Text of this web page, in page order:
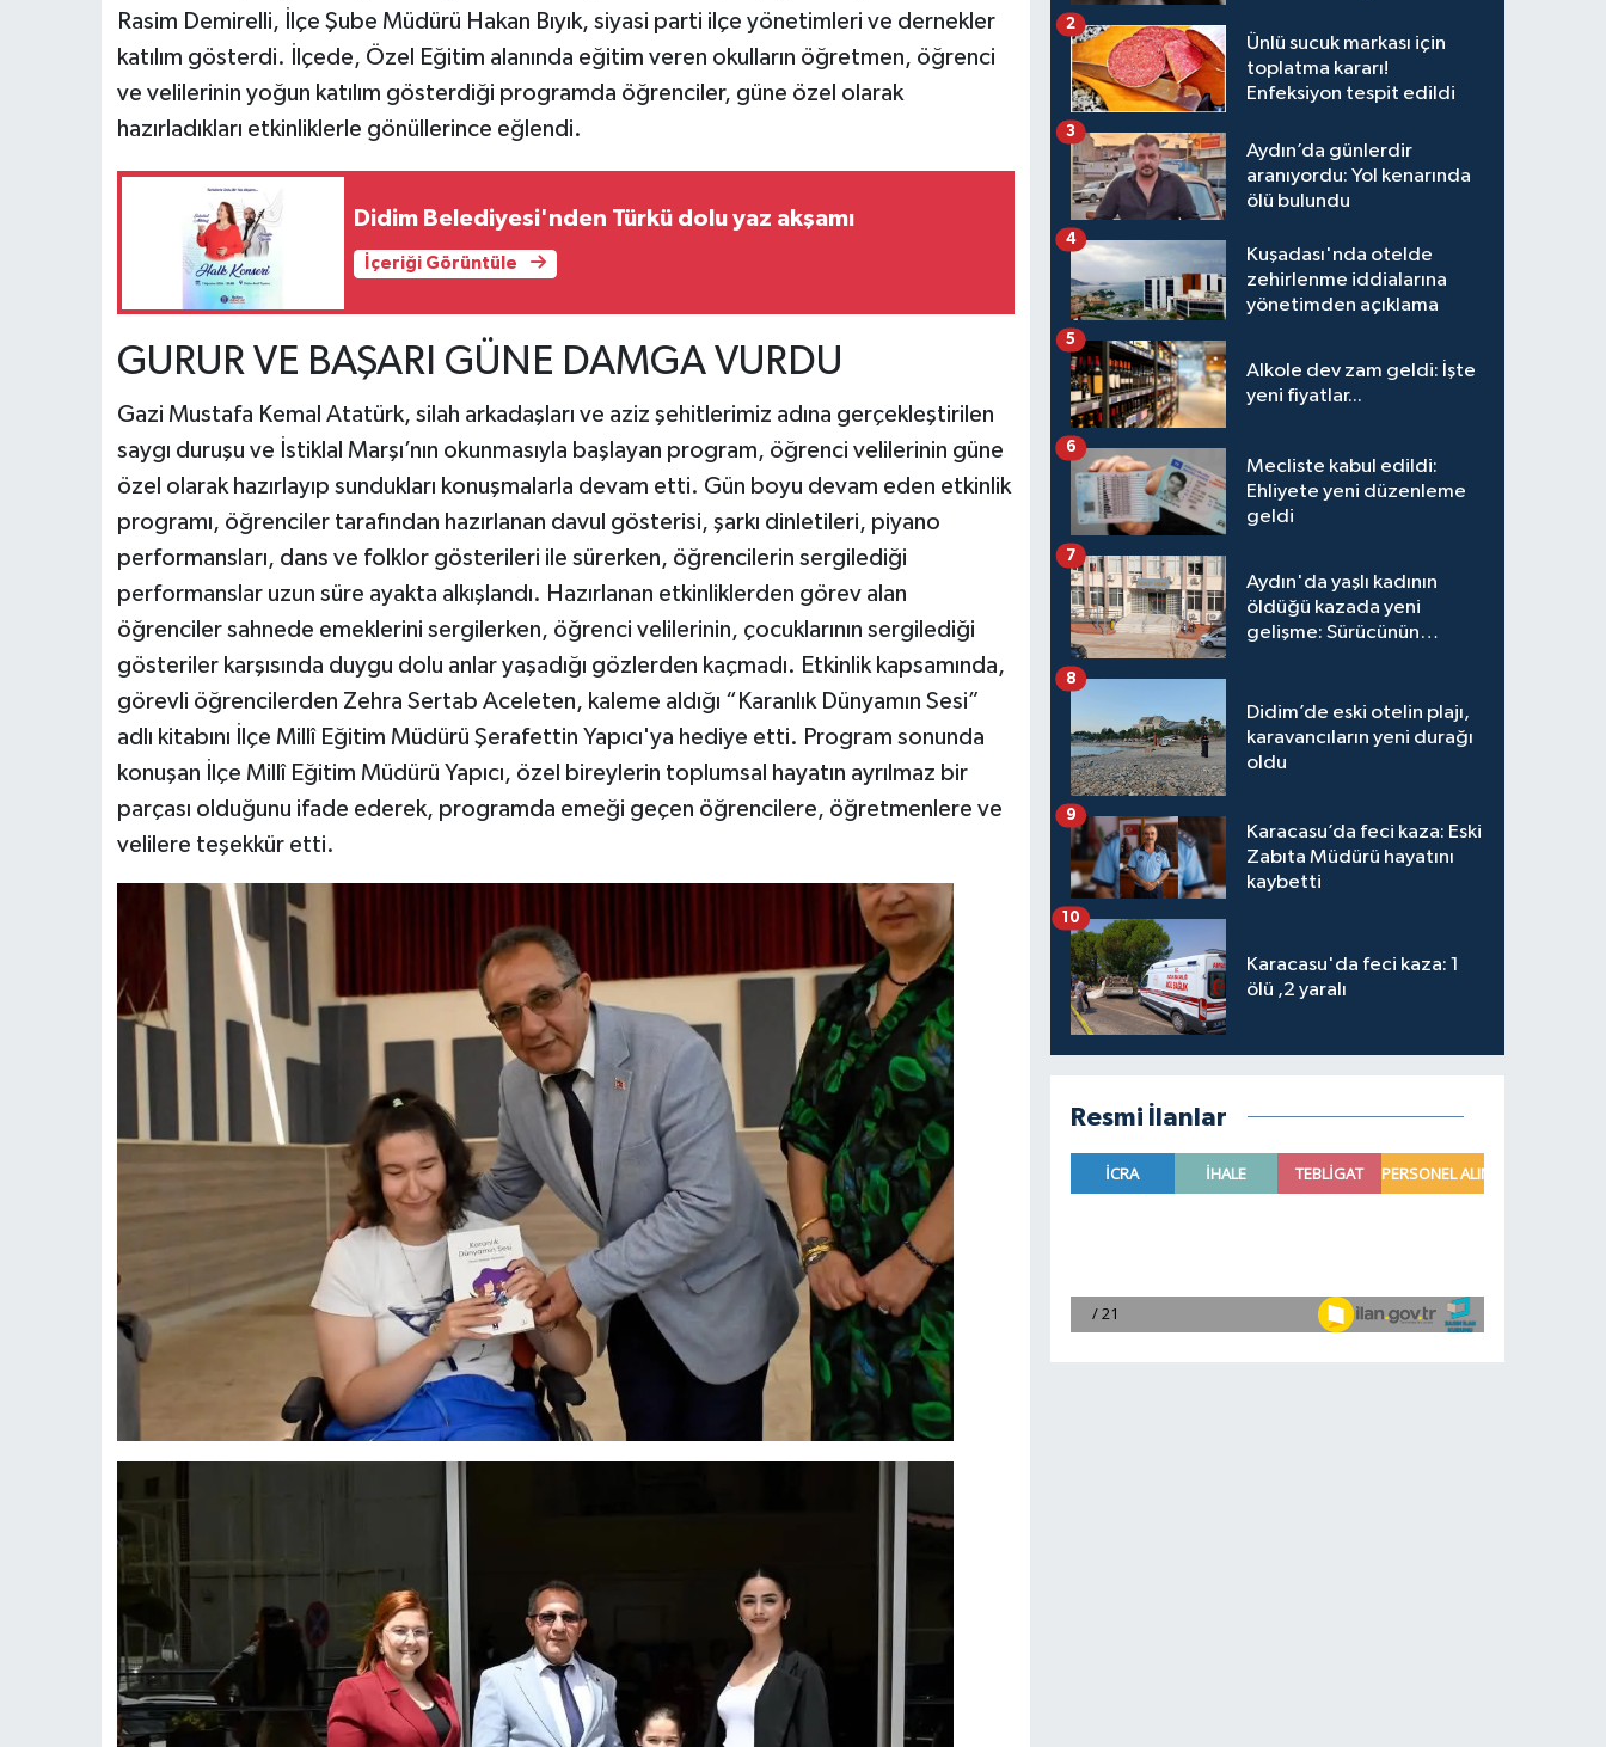
Rasim Demirelli, İlçe Şube Müdürü Hakan Bıyık, siyasi parti ilçe yönetimleri ve dernekler
katılım gösterdi. İlçede, Özel Eğitim alanında eğitim veren okulların öğretmen, öğrenci
ve velilerinin yoğun katılım gösterdiği programda öğrenciler, güne özel olarak
hazırladıkları etkinliklerle gönüllerince eğlendi.
Didim Belediyesi'nden Türkü dolu yaz akşamı
İçeriği Görüntüle
GURUR VE BAŞARI GÜNE DAMGA VURDU
Gazi Mustafa Kemal Atatürk, silah arkadaşları ve aziz şehitlerimiz adına gerçekleştirilen
saygı duruşu ve İstiklal Marşı’nın okunmasıyla başlayan program, öğrenci velilerinin güne
özel olarak hazırlayıp sundukları konuşmalarla devam etti. Gün boyu devam eden etkinlik
programı, öğrenciler tarafından hazırlanan davul gösterisi, şarkı dinletileri, piyano
performansları, dans ve folklor gösterileri ile sürerken, öğrencilerin sergilediği
performanslar uzun süre ayakta alkışlandı. Hazırlanan etkinliklerden görev alan
öğrenciler sahnede emeklerini sergilerken, öğrenci velilerinin, çocuklarının sergilediği
gösteriler karşısında duygu dolu anlar yaşadığı gözlerden kaçmadı. Etkinlik kapsamında,
görevli öğrencilerden Zehra Sertab Aceleten, kaleme aldığı “Karanlık Dünyamın Sesi”
adlı kitabını İlçe Millî Eğitim Müdürü Şerafettin Yapıcı'ya hediye etti. Program sonunda
konuşan İlçe Millî Eğitim Müdürü Yapıcı, özel bireylerin toplumsal hayatın ayrılmaz bir
parçası olduğunu ifade ederek, programda emeği geçen öğrencilere, öğretmenlere ve
velilere teşekkür etti.
Ünlü sucuk markası için
toplatma kararı!
Enfeksiyon tespit edildi
2
Aydın’da günlerdir
aranıyordu: Yol kenarında
ölü bulundu
3
Kuşadası'nda otelde
zehirlenme iddialarına
yönetimden açıklama
4
Alkole dev zam geldi: İşte
yeni fiyatlar...
5
Mecliste kabul edildi:
Ehliyete yeni düzenleme
geldi
6
Aydın'da yaşlı kadının
öldüğü kazada yeni
gelişme: Sürücünün
7
Didim’de eski otelin plajı,
karavancıların yeni durağı
oldu
8
Karacasu’da feci kaza: Eski
Zabıta Müdürü hayatını
kaybetti
9
Karacasu'da feci kaza: 1
ölü ,2 yaralı
10
Resmi İlanlar